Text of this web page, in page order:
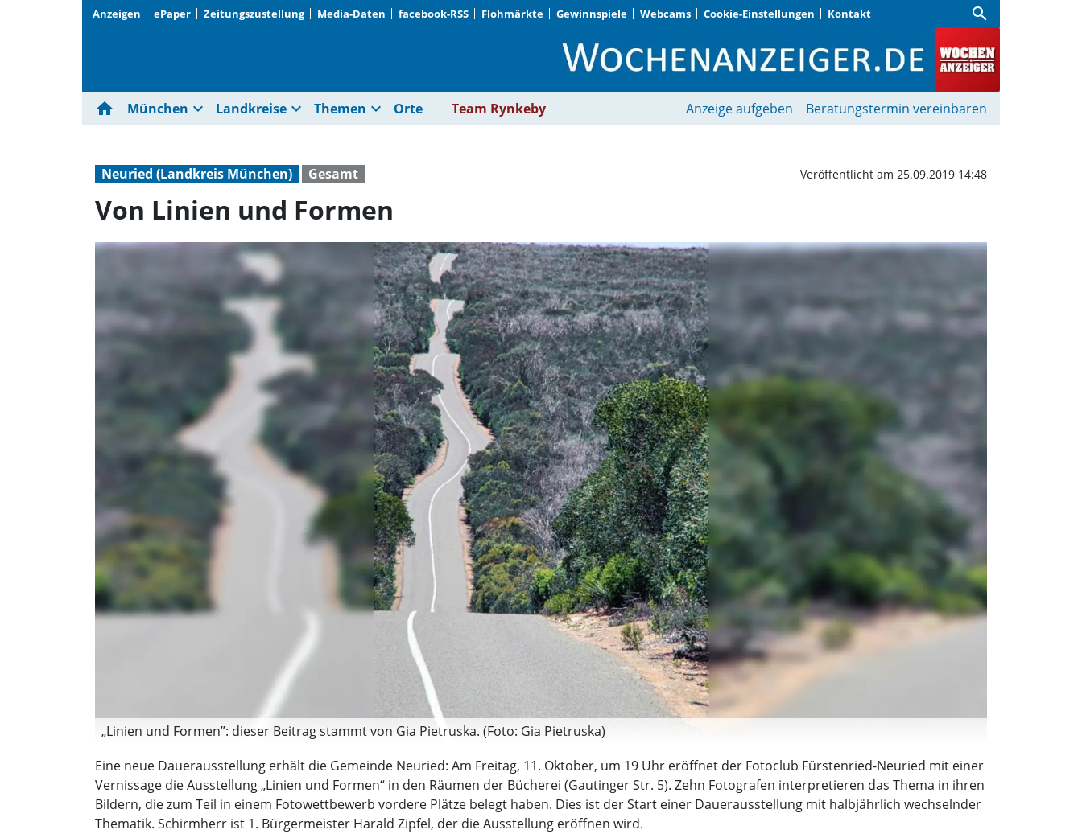
Anzeigen ePaper Zeitungszustellung Media-Daten facebook-RSS Flohmärkte Gewinnspiele Webcams Cookie-Einstellungen Kontakt search
Von Linien und Formen | Wochenanzeiger
home München expand_more Landkreise expand_more Themen expand_more Orte Team Rynkeby Anzeige aufgeben Beratungstermin vereinbaren
Neuried (Landkreis München) Gesamt Veröffentlicht am 25.09.2019 14:48
Von Linien und Formen
„Linien und Formen”: dieser Beitrag stammt von Gia Pietruska. (Foto: Gia Pietruska)
Eine neue Dauerausstellung erhält die Gemeinde Neuried: Am Freitag, 11. Oktober, um 19 Uhr eröffnet der Fotoclub Fürstenried-Neuried mit einer
Vernissage die Ausstellung „Linien und Formen“ in den Räumen der Bücherei (Gautinger Str. 5). Zehn Fotografen interpretieren das Thema in ihren
Bildern, die zum Teil in einem Fotowettbewerb vordere Plätze belegt haben. Dies ist der Start einer Dauerausstellung mit halbjährlich wechselnder
Thematik. Schirmherr ist 1. Bürgermeister Harald Zipfel, der die Ausstellung eröffnen wird.